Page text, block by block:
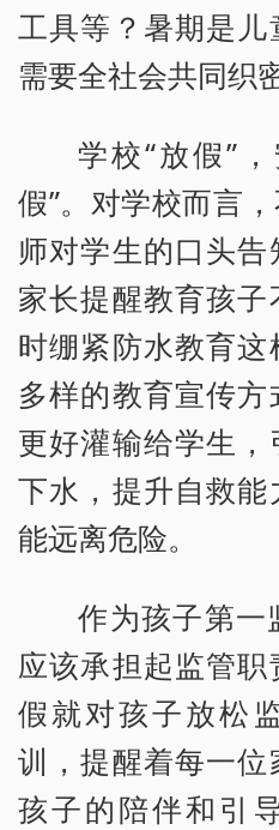
工具等？暑期是
需要全社会共同织
学校“放假”
假”。对学校而言
师对学生的口头
家长提醒教育孩
时绷紧防水教育
多样的教育宣传
更好灌输给学生
下水，提升自救
能远离危险。
作为孩子第一
应该承担起监管
假就对孩子放松
训，提醒着每一
孩子的陪伴和引